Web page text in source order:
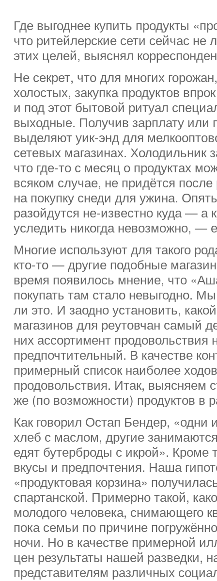
Где выгоднее купить продукты
что ритейлерские сети сейчас
этих целей, выяснял
Не секрет, что для многих
холостых, закупка продуктов
и под этот бытовой ритуал
выходные. Получив зарплату
выделяют уик-энд для
сетевых магазинах. Холодильник
что где-то с месяц о продуктах
всяком случае, не придётся
на покупку снеди для ужина.
разойдутся не-известно куда — а
уследить никогда невозможно, —
Многие используют для такого
кто-то — другие подобные
время появилось мнение, что
покупать там стало невыгодно.
ли это. И заодно установить,
магазинов для реутовчан самый
них ассортимент продовольствия
предпочтительный. В качестве
примерный список наиболее
продовольствия. Итак, выясняем
же (по возможности) продуктов в
Как говорил Остап Бендер, «одни
хлеб с маслом, другие
едят бутерброды с икрой». Кроме
вкусы и предпочтения. Наша
«продуктовая корзина»
спартанской. Примерно такой,
молодого человека, снимающего
пока семьи по причине
ночи. Но в качестве примерной
цен результаты нашей разведки,
представителям различных